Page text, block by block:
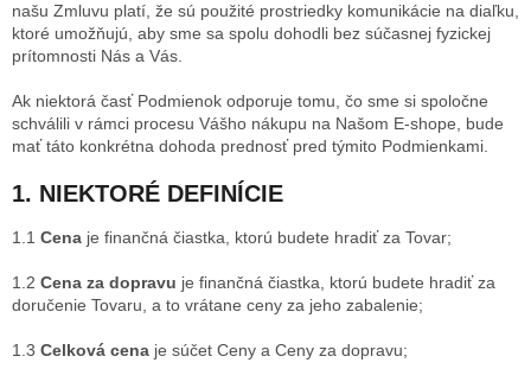
našu Zmluvu platí, že sú použité prostriedky komunikácie na diaľku,
ktoré umožňujú, aby sme sa spolu dohodli bez súčasnej fyzickej
prítomnosti Nás a Vás.
Ak niektorá časť Podmienok odporuje tomu, čo sme si spoločne
schválili v rámci procesu Vášho nákupu na Našom E-shope, bude
mať táto konkrétna dohoda prednosť pred týmito Podmienkami.
1. NIEKTORÉ DEFINÍCIE
1.1 Cena je finančná čiastka, ktorú budete hradiť za Tovar;
1.2 Cena za dopravu je finančná čiastka, ktorú budete hradiť za
doručenie Tovaru, a to vrátane ceny za jeho zabalenie;
1.3 Celková cena je súčet Ceny a Ceny za dopravu;